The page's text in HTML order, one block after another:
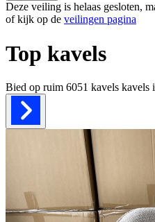
Deze veiling is helaas gesloten,
of kijk op de veilingen pagina
Top kavels
Bied op ruim 6051 kavels kavels